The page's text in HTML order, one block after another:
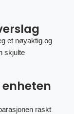
et nøyaktig og
skjulte
enheten
raskt